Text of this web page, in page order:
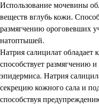
Использование мочевины
веществ вглубь кожи.
размягчению ороговевших
натоптышей.
Натрия салицилат обладает
способствует размягчению
эпидермиса. Натрия
секрецию кожного сала и
способствуя